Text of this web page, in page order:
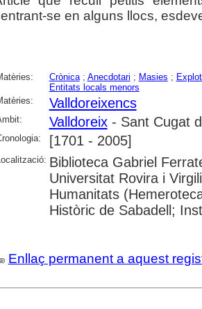
se en alguns llocs,
Crònica; Anecdotari ; Masies ;
Entitats locals menors
Valldoreixencs
Valldoreix- Sant Cugat
[1701 - 2005]
Localització: Biblioteca Gabriel
Universitat Rovira i
Humanitats
Històric de Sabadell;
Enllaç permanent a aquest